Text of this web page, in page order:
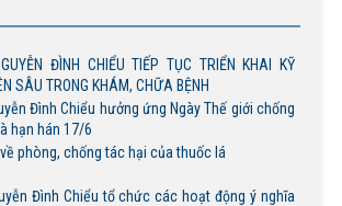
ĐÌNH CHIỂU TIẾP TỤC TRIỂN KHAI KỸ
SÂU TRONG KHÁM, CHỮA BỆNH
Đình Chiểu hưởng ứng Ngày Thế giới chống
hạn hán 17/6
phòng, chống tác hại của thuốc lá
Đình Chiểu tổ chức các hoạt động ý nghĩa